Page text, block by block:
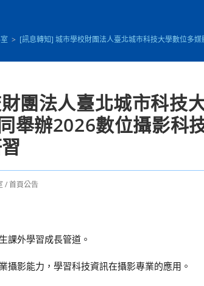
> [訊息轉知] 城市學校財團法人臺北城市科技大學數位多
團法人臺北城市科技
舉辦2026數位攝影
/首頁公告
課外學習成長管道。
攝影能力，學習科技資訊在攝影專業的應用。